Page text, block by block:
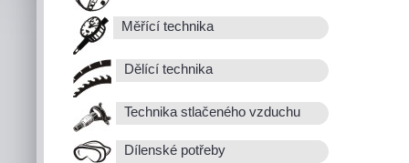
Měřící technika
Dělící technika
Technika stlačeného vzduchu
Dílenské potřeby